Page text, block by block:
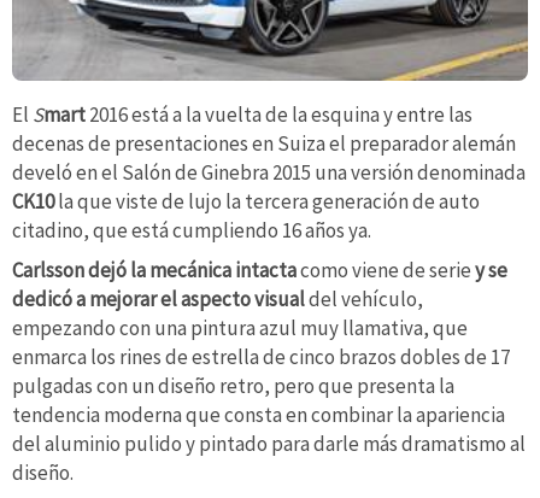
El Smart2016 está a la vuelta de la esquina y entre las
decenas de presentaciones en Suiza el preparador alemán
develó en el Salón de Ginebra 2015 una versión denominada
CK10la que viste de lujo la tercera generación de auto
citadino, que está cumpliendo 16 años ya.
Carlsson dejó la mecánica intactacomo viene de seriey se
dedicó a mejorar el aspecto visualdel vehículo,
empezando con una pintura azul muy llamativa, que
enmarca los rines de estrella de cinco brazos dobles de 17
pulgadas con un diseño retro, pero que presenta la
tendencia moderna que consta en combinar la apariencia
del aluminio pulido y pintado para darle más dramatismo al
diseño.